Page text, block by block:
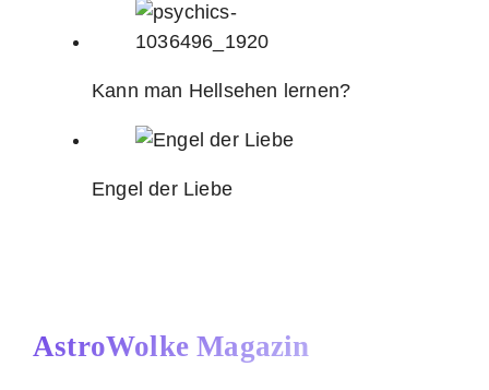
Kann man Hellsehen lernen?
Engel der Liebe
AstroWolke Magazin